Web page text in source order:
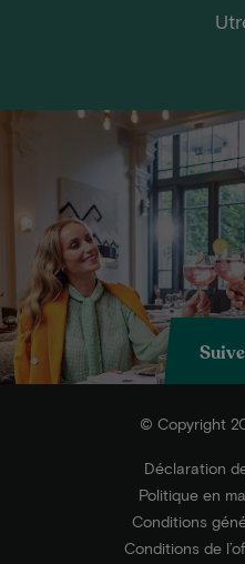
© Copyright
Déclaration
Politique en
Conditions
Conditions de